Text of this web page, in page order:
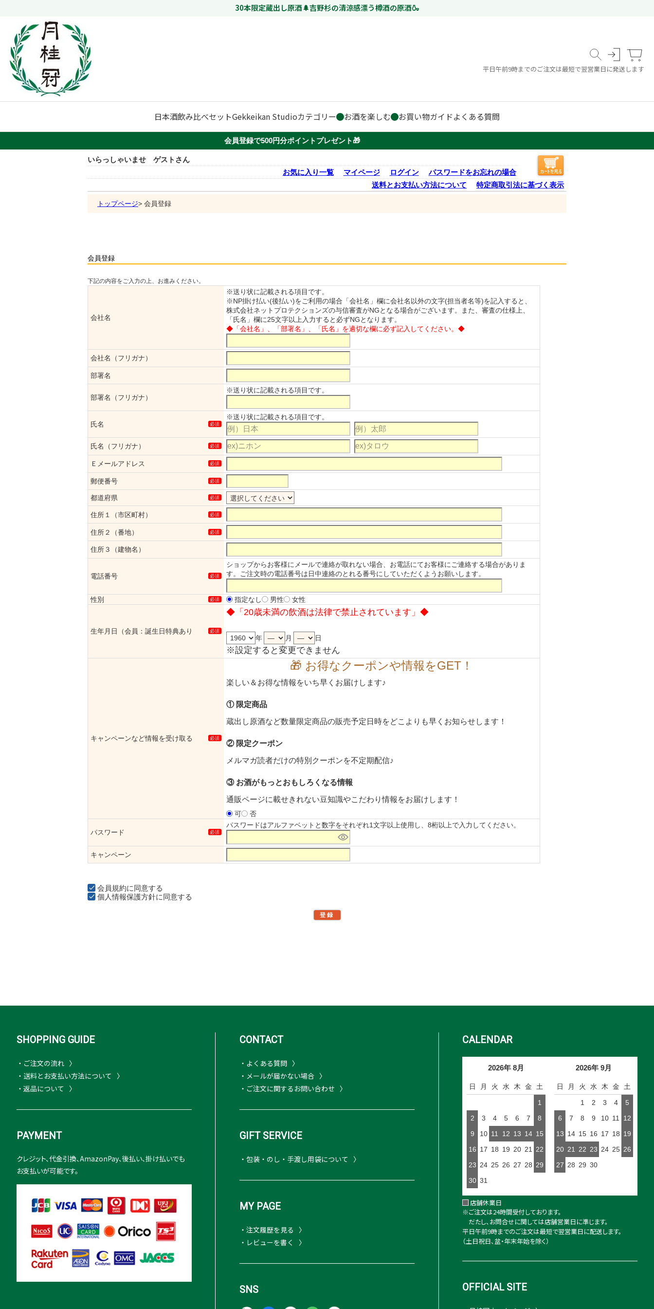
30本限定蔵出し原酒🌲吉野杉の清涼感漂う樽酒の原酒🍶
平日午前9時までのご注文は最短で翌営業日に発送します
日本酒飲み比べセットGekkeikan Studioカテゴリー お酒を楽しむ お買い物ガイドよくある質問
会員登録で500円分ポイントプレゼント🎁
いらっしゃいませ ゲストさん
お気に入り一覧
マイページ ログイン
パスワードをお忘れの場合
送料とお支払い方法について
特定商取引法に基づく表示
トップページ 会員登録
会員登録
下記の内容をご入力の上、お進みください。
会社名
※送り状に記載される項目です。
※NP掛け払い(後払い)をご利用の場合「会社名」欄に会社名以外の文字(担当者名等)を記入すると、
株式会社ネットプロテクションズの与信審査がNGとなる場合がございます。また、審査の仕様上、
「氏名」欄に25文字以上入力すると必ずNGとなります。
◆「会社名」、「部署名」、「氏名」を適切な欄に必ず記入してください。◆
会社名（フリガナ）
部署名
部署名（フリガナ）
※送り状に記載される項目です。
氏名 必須
※送り状に記載される項目です。
氏名（フリガナ） 必須
Ｅメールアドレス 必須
郵便番号 必須
都道府県 必須
住所１（市区町村） 必須
住所２（番地） 必須
住所３（建物名）
電話番号 必須
ショップからお客様にメールで連絡が取れない場合、お電話にてお客様にご連絡する場合がありま
す。ご注文時の電話番号は日中連絡のとれる番号にしていただくようお願いします。
性別 必須 指定なし 男性 女性
生年月日（会員：誕生日特典あり 必須
※設定すると変更できません
◆「20歳未満の飲酒は法律で禁止されています」◆
キャンペーンなど情報を受け取る 必須
可 否
🎁 お得なクーポンや情報をGET！
楽しい＆お得な情報をいち早くお届けします♪
① 限定商品
蔵出し原酒など数量限定商品の販売予定日時をどこよりも早くお知らせします！
② 限定クーポン
メルマガ読者だけの特別クーポンを不定期配信♪
③ お酒がもっとおもしろくなる情報
通販ページに載せきれない豆知識やこだわり情報をお届けします！
パスワード 必須
パスワードはアルファベットと数字をそれぞれ1文字以上使用し、8桁以上で入力してください。
キャンペーン
会員規約に同意する
個人情報保護方針に同意する
登録
SHOPPING GUIDE
・ご注文の流れ
・送料とお支払い方法について
・返品について
PAYMENT
クレジット、代金引換、AmazonPay、後払い、掛け払いでも
お支払いが可能です。
CONTACT
・よくある質問
・メールが届かない場合
・ご注文に関するお問い合わせ
GIFT SERVICE
・包装・のし・手渡し用袋について
MY PAGE
・注文履歴を見る
・レビューを書く
SNS
CALENDAR
2026年 8月
日 月 火 水 木 金 土
1
2
3 4 5 6 7
8
9
10 11 12 13 14 15
16 17 18 19 20 21
22
23 24 25 26 27 28 29
30 31
2026年 9月
日 月 火 水 木 金 土
1 2 3 4
5
6
7 8 9 10 11
12
13 14 15 16 17 18 19
20 21 22 23 24 25 26
27 28 29 30
店舗休業日
※ご注文は24時間受付しております。
だたし、お問合せに関しては店舗営業日に準じます。
平日午前9時までのご注文は最短で翌営業日に配送します。
（土日祝日、盆・年末年始を除く）
OFFICIAL SITE